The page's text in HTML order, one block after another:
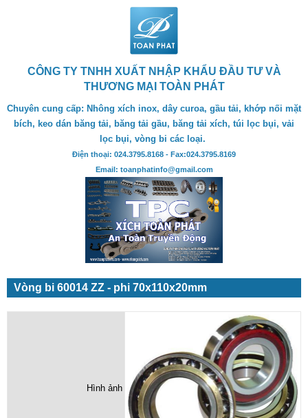
CÔNG TY TNHH XUẤT NHẬP KHẨU ĐẦU TƯ VÀ
THƯƠNG MẠI TOÀN PHÁT
Chuyên cung cấp: Nhông xích inox, dây curoa, gầu tải, khớp nối mặt
bích, keo dán băng tải, băng tải gầu, băng tải xích, túi lọc bụi, vải
lọc bụi, vòng bi các loại.
Điện thoại: 024.3795.8168 - Fax:024.3795.8169
Email: toanphatinfo@gmail.com
Vòng bi 60014 ZZ - phi 70x110x20mm
Hình ảnh